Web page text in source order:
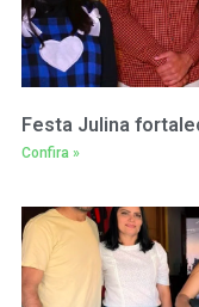
Festa Julina
Confira »